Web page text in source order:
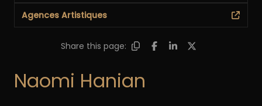
Agences Artistiques
Share this page:
Naomi Hanian